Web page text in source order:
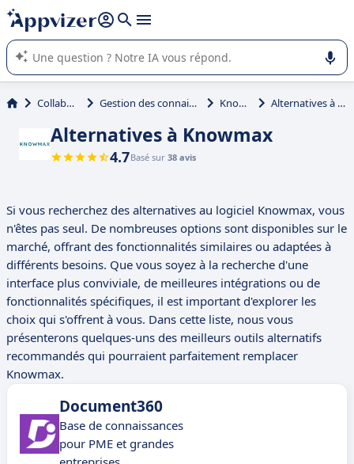
répondre (plusieurs lignes avec
L'IA de Appvizer vous guide dans l'utilisation ou la sélection de
logiciel SaaS en entreprise.
Collaboration Gestion des connaissances (KM) Knowmax Alternatives à Knowmax
Alternatives à Knowmax
4.7Basé sur 38 avis
Si vous recherchez des alternatives au logiciel Knowmax, vous
n'êtes pas seul. De nombreuses options sont disponibles sur le
marché, offrant des fonctionnalités similaires ou adaptées à
différents besoins. Que vous soyez à la recherche d'une
interface plus conviviale, de meilleures intégrations ou de
fonctionnalités spécifiques, il est important d'explorer les
choix qui s'offrent à vous. Dans cette liste, nous vous
présenterons quelques-uns des meilleurs outils alternatifs
recommandés qui pourraient parfaitement remplacer
Knowmax.
Document360
Base de connaissances
pour PME et grandes